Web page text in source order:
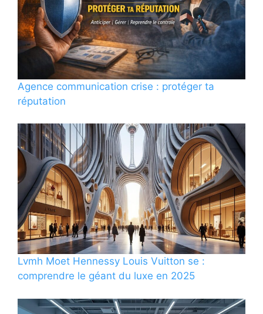
Agence communication crise : protéger ta
réputation
Lvmh Moet Hennessy Louis Vuitton se :
comprendre le géant du luxe en 2025